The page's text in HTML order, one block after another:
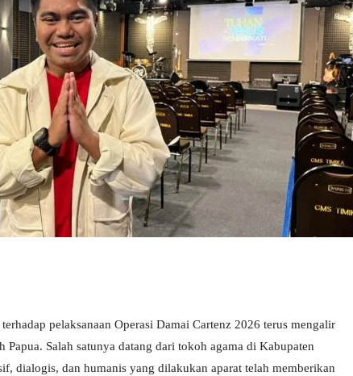
pelaksanaan Operasi Damai Cartenz 2026 terus mengalir
Papua. Salah satunya datang dari tokoh agama di Kabupaten
dialogis, dan humanis yang dilakukan aparat telah memberikan